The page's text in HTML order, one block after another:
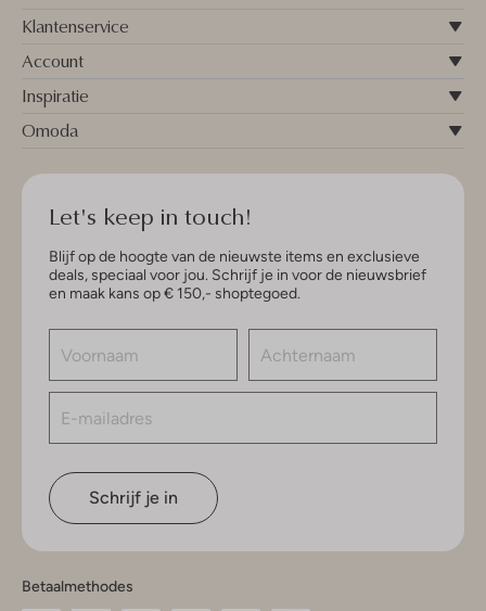
Klantenservice
Account
Inspiratie
Omoda
Let's keep in touch!
Blijf op de hoogte van de nieuwste items en exclusieve
deals, speciaal voor jou. Schrijf je in voor de nieuwsbrief
en maak kans op € 150,- shoptegoed.
Schrijf je in
Betaalmethodes